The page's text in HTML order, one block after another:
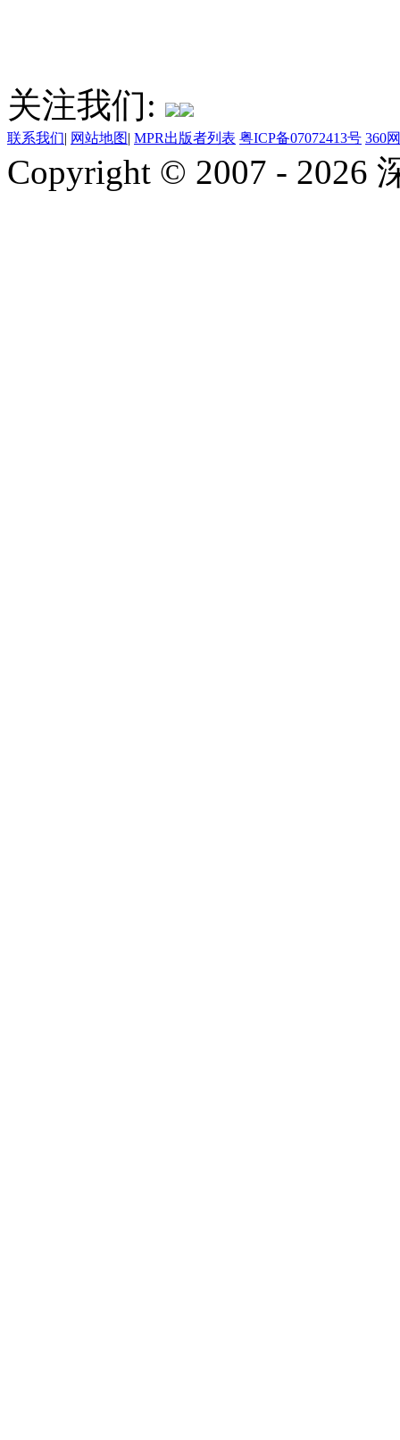
关注我们:
联系我们| 网站地图| MPR出版者列表 粤ICP备07072413号 360
Copyright © 2007 - 2026